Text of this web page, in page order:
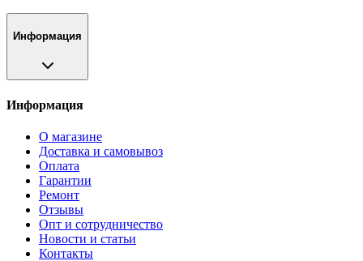
Информация
Информация
О магазине
Доставка и самовывоз
Оплата
Гарантии
Ремонт
Отзывы
Опт и сотрудничество
Новости и статьи
Контакты